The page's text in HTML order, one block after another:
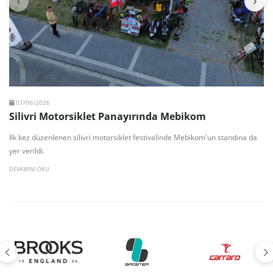
07/06/2026
Silivri Motorsiklet Panayırında Mebikom
İlk kez düzenlenen silivri motorsiklet festivalinde Mebikom'un standına da
yer verildi.
DEVAMINI OKU